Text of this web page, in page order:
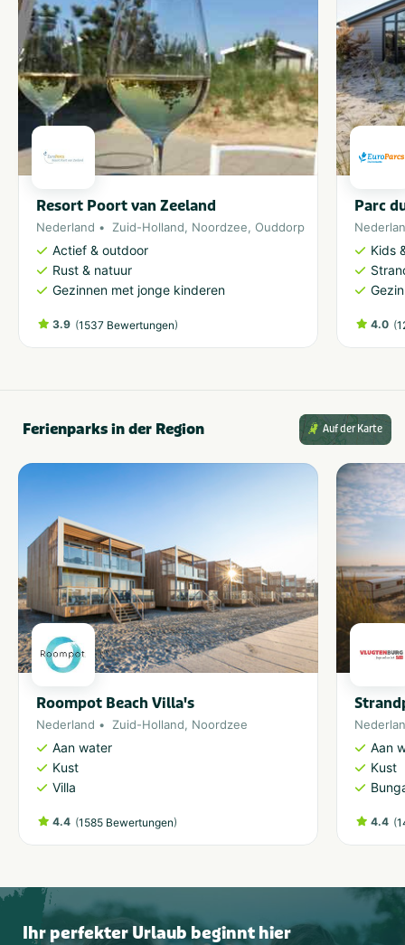
Resort Poort van Zeeland
Nederland Zuid-Holland, Noordzee, Ouddorp
Actief & outdoor
Rust & natuur
Gezinnen met jonge kinderen
3.9 (1537 Bewertungen)
Parc
Kids
4.0 (
Ferienparks in der Region Auf der Karte
Roompot Beach Villa's
Nederland Zuid-Holland, Noordzee
Aan water
Kust
Villa
4.4 (1585 Bewertungen)
Aan
Kust
4.4 (
Ihr perfekter Urlaub beginnt hier